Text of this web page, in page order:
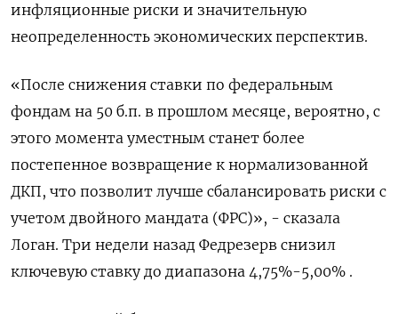
инфляционные риски и значительную
неопределенность экономических перспектив.
«После снижения ставки по федеральным
фондам на 50 б.п. в прошлом месяце, вероятно, с
этого момента уместным станет более
постепенное возвращение к нормализованной
ДКП, что позволит лучше сбалансировать риски с
учетом двойного мандата (ФРС)», - сказала
Логан. Три недели назад Федрезерв снизил
ключевую ставку до диапазона 4,75%-5,00% .